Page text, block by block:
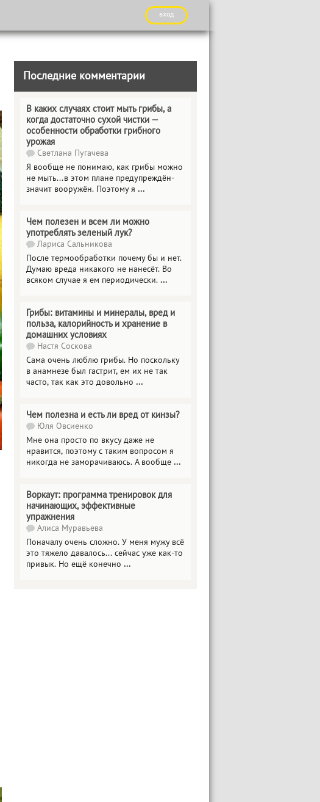
вход
Последние комментарии
В каких случаях стоит мыть грибы, а
когда достаточно сухой чистки —
особенности обработки грибного
урожая
Светлана Пугачева
Я вообще не понимаю, как грибы можно
не мыть...в этом плане предупреждён-
значит вооружён. Поэтому я ...
Чем полезен и всем ли можно
употреблять зеленый лук?
Лариса Сальникова
После термообработки почему бы и нет.
Думаю вреда никакого не нанесёт. Во
всяком случае я ем периодически. ...
Грибы: витамины и минералы, вред и
польза, калорийность и хранение в
домашних условиях
Настя Соскова
Сама очень люблю грибы. Но поскольку
в анамнезе был гастрит, ем их не так
часто, так как это довольно ...
Чем полезна и есть ли вред от кинзы?
Юля Овсиенко
Мне она просто по вкусу даже не
нравится, поэтому с таким вопросом я
никогда не заморачиваюсь. А вообще ...
Воркаут: программа тренировок для
начинающих, эффективные
упражнения
Алиса Муравьева
Поначалу очень сложно. У меня мужу всё
это тяжело давалось... сейчас уже как-то
привык. Но ещё конечно ...